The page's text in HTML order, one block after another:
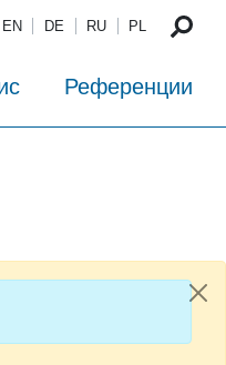
EN DE RU PL
Референции